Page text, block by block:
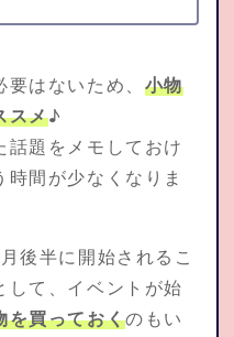
はないため、 小物
スメ♪
話題をメモしておけ
間が少なくなりま
後半に開始されるこ
して、イベントが始
を買っておくのもい